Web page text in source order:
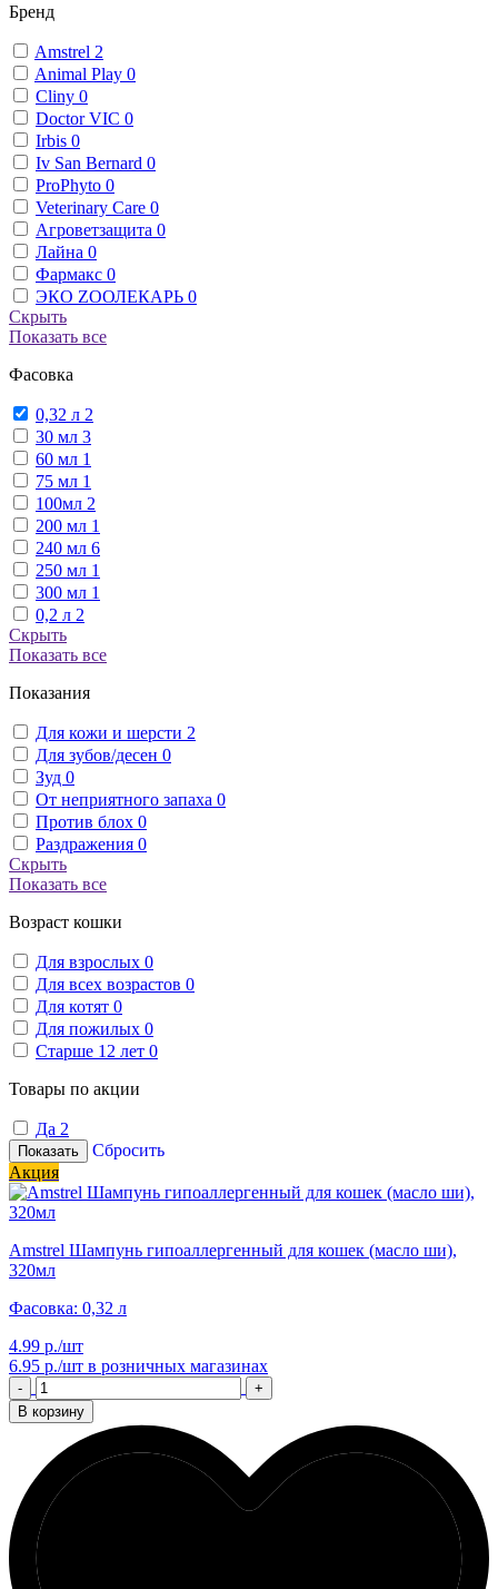
Бренд
Amstrel 2
Animal Play 0
Cliny 0
Doctor VIC 0
Irbis 0
Iv San Bernard 0
ProPhyto 0
Veterinary Сare 0
Агроветзащита 0
Лайна 0
Фармакс 0
ЭКО ZООЛЕКАРЬ 0
Скрыть
Показать все
Фасовка
0,32 л 2
30 мл 3
60 мл 1
75 мл 1
100мл 2
200 мл 1
240 мл 6
250 мл 1
300 мл 1
0,2 л 2
Скрыть
Показать все
Показания
Для кожи и шерсти 2
Для зубов/десен 0
Зуд 0
От неприятного запаха 0
Против блох 0
Раздражения 0
Скрыть
Показать все
Возраст кошки
Для взрослых 0
Для всех возрастов 0
Для котят 0
Для пожилых 0
Старше 12 лет 0
Товары по акции
Да 2
Показать
Сбросить
Акция
Amstrel Шампунь гипоаллергенный для кошек (масло ши),
320мл
Фасовка: 0,32 л
4.99 р./шт
6.95 р./шт в розничных магазинах
-
+
В корзину